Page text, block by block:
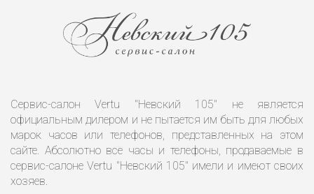
Сервис-салон Vertu "Невский 105" не является
официальным дилером и не пытается им быть для любых
марок часов или телефонов, представленных на этом
сайте. Абсолютно все часы и телефоны, продаваемые в
сервис-салоне Vertu "Невский 105" имели и имеют своих
хозяев.